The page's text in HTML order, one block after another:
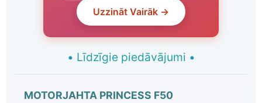
Uzzināt Vairāk →
• Līdzīgie piedāvājumi •
MOTORJAHTA PRINCESS F50